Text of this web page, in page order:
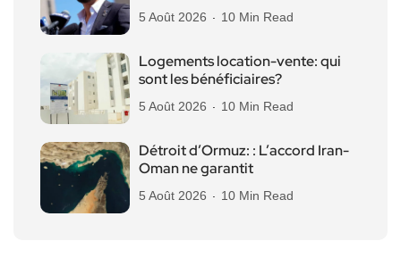
5 Août 2026 10 Min Read
Logements location-vente: qui
sont les bénéficiaires?
5 Août 2026 10 Min Read
Détroit d’Ormuz: : L’accord Iran-
Oman ne garantit
5 Août 2026 10 Min Read